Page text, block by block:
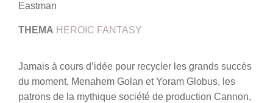
Eastman
THEMA HEROIC FANTASY
Jamais à cours d’idée pour recycler les grands succès
du moment, Menahem Golan et Yoram Globus, les
patrons de la mythique société de production Cannon,